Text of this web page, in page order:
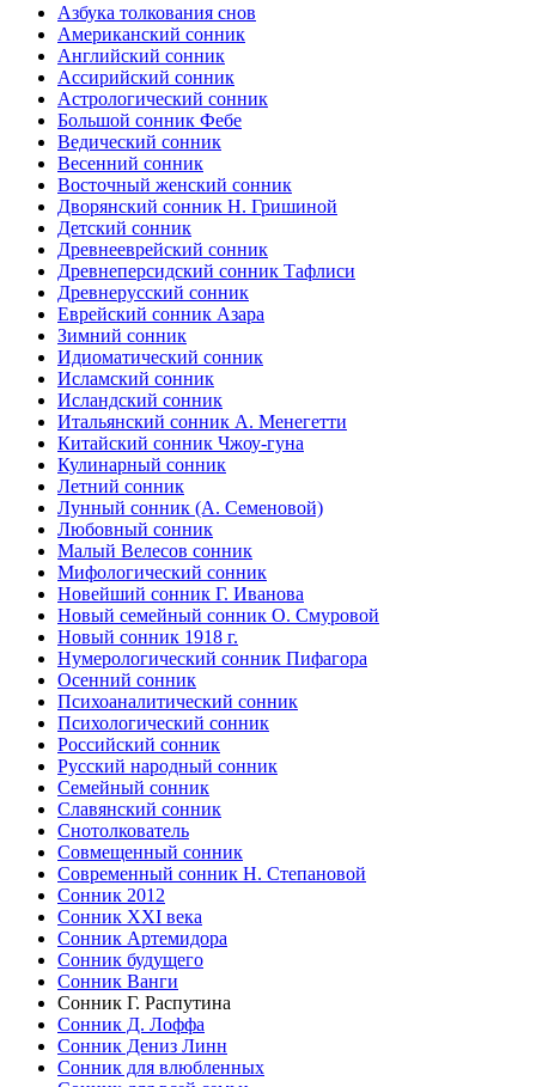
Азбука толкования снов
Американский сонник
Английский сонник
Ассирийский сонник
Астрологический сонник
Большой сонник Фебе
Ведический сонник
Весенний сонник
Восточный женский сонник
Дворянский сонник Н. Гришиной
Детский сонник
Древнееврейский сонник
Древнеперсидский сонник Тафлиси
Древнерусский сонник
Еврейский сонник Азара
Зимний сонник
Идиоматический сонник
Исламский сонник
Исландский сонник
Итальянский сонник А. Менегетти
Китайский сонник Чжоу-гуна
Кулинарный сонник
Летний сонник
Лунный сонник (А. Семеновой)
Любовный сонник
Малый Велесов сонник
Мифологический сонник
Новейший сонник Г. Иванова
Новый семейный сонник О. Смуровой
Новый сонник 1918 г.
Нумерологический сонник Пифагора
Осенний сонник
Психоаналитический сонник
Психологический сонник
Российский сонник
Русский народный сонник
Семейный сонник
Славянский сонник
Снотолкователь
Совмещенный сонник
Современный сонник Н. Степановой
Сонник 2012
Сонник XXI века
Сонник Артемидора
Сонник будущего
Сонник Ванги
Сонник Г. Распутина
Сонник Д. Лоффа
Сонник Дениз Линн
Сонник для влюбленных